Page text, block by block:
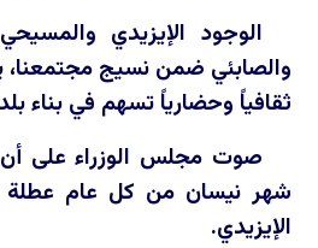
الوجود الإيزيدي
والصابئي ضمن نسيج مجتمعنا،
ثقافياً وحضارياً تسهم في بناء
صوت مجلس الوزراء على
شهر نيسان من كل عام عطلة
الإيزيدي.